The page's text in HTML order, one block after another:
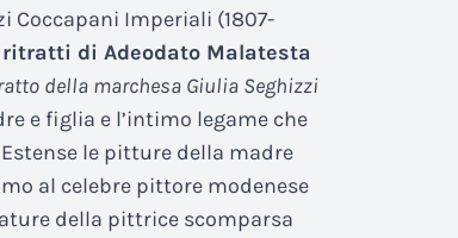
Coccapani Imperiali (1807-
ritratti di Adeodato Malatesta
della marchesa Giulia Seghizzi
e figlia e l’intimo legame che
le pitture della madre
al celebre pittore modenese
della pittrice scomparsa